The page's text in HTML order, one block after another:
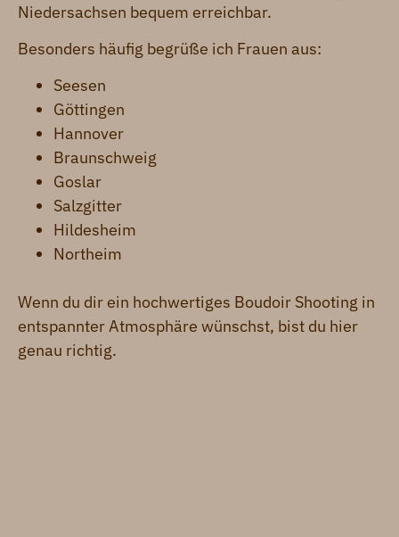
Niedersachsen bequem erreichbar.
Besonders häufig begrüße ich Frauen aus:
Seesen
Göttingen
Hannover
Braunschweig
Goslar
Salzgitter
Hildesheim
Northeim
Wenn du dir ein hochwertiges Boudoir Shooting in
entspannter Atmosphäre wünschst, bist du hier
genau richtig.